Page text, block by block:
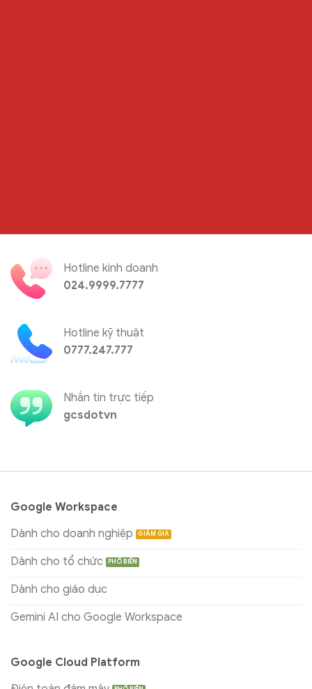
Hotline kinh doanh
024.9999.7777
Hotline kỹ thuật
0777.247.777
Nhắn tin trực tiếp
gcsdotvn
Google Workspace
Dành cho doanh nghiệp
Dành cho tổ chức
Dành cho giáo dục
Gemini AI cho Google Workspace
Google Cloud Platform